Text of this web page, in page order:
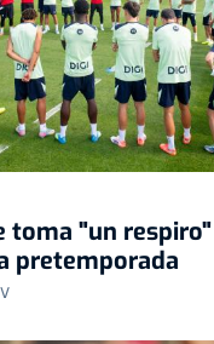
toma "un
pretemporada